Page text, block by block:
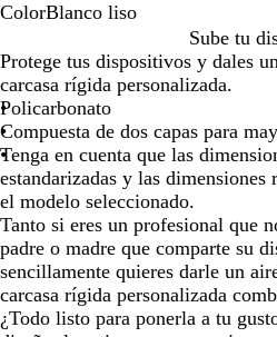
ColorBlanco liso
l
a
n
c
o
l
i
s
o
Sube tu
Protege tus dispositivos y dales
carcasa rígida personalizada.
Policarbonato
Compuesta de dos capas para
Tenga en cuenta que las
estandarizadas y las dimensiones
el modelo seleccionado.
Tanto si eres un profesional que
padre o madre que comparte su
sencillamente quieres darle un
carcasa rígida personalizada
¿Todo listo para ponerla a tu